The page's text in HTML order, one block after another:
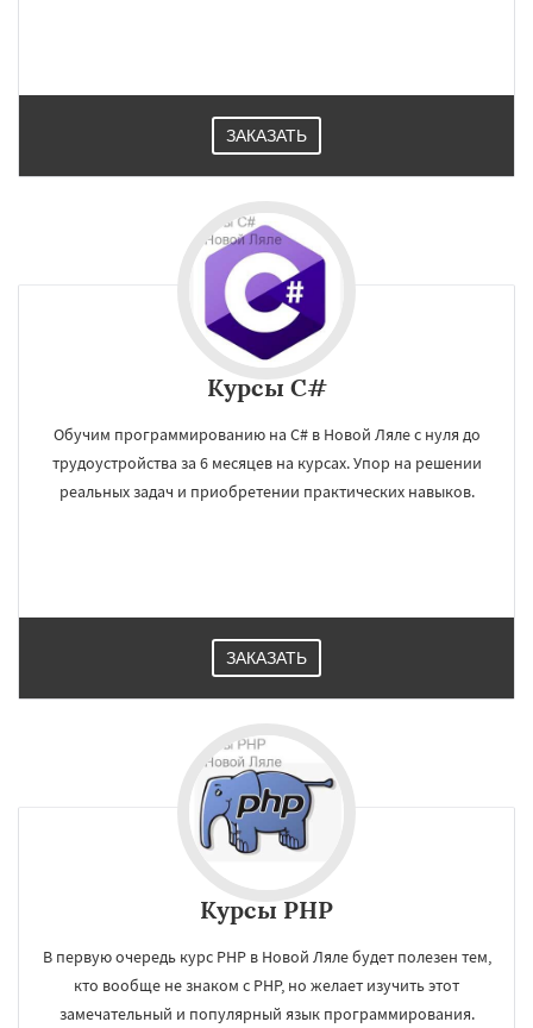
ЗАКАЗАТЬ
Курсы C#
Обучим программированию на C# в Новой Ляле с нуля до
трудоустройства за 6 месяцев на курсах. Упор на решении
реальных задач и приобретении практических навыков.
ЗАКАЗАТЬ
Курсы PHP
В первую очередь курс PHP в Новой Ляле будет полезен тем,
кто вообще не знаком с PHP, но желает изучить этот
замечательный и популярный язык программирования.